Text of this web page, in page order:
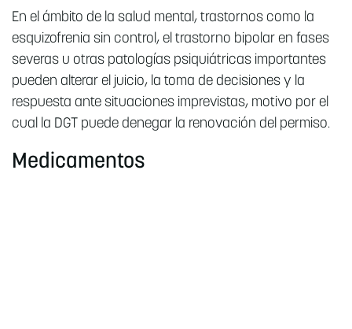
En el ámbito de la salud mental, trastornos como la
esquizofrenia sin control, el trastorno bipolar en fases
severas u otras patologías psiquiátricas importantes
pueden alterar el juicio, la toma de decisiones y la
respuesta ante situaciones imprevistas, motivo por el
cual la DGT puede denegar la renovación del permiso.
Medicamentos